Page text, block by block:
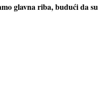
glavna riba, budući da su